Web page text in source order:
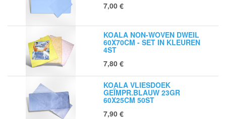
7,00 €
KOALA NON-WOVEN DWEIL
60X70CM - SET IN KLEUREN
4ST
7,80 €
KOALA VLIESDOEK
GEÏMPR.BLAUW 23GR
60X25CM 50ST
7,90 €